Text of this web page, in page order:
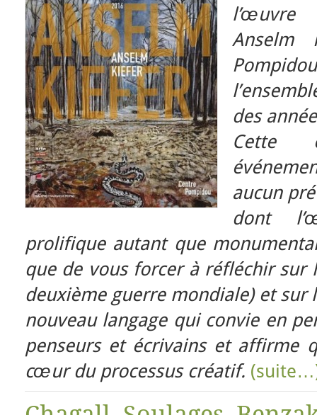
l’œuvre
Anselm
des
Cette
aucun
dont
prolifique autant que
que de vous forcer à réfléchir sur
deuxième guerre mondiale) et
nouveau langage qui convie en
penseurs et écrivains et affirme
cœur du processus créatif.